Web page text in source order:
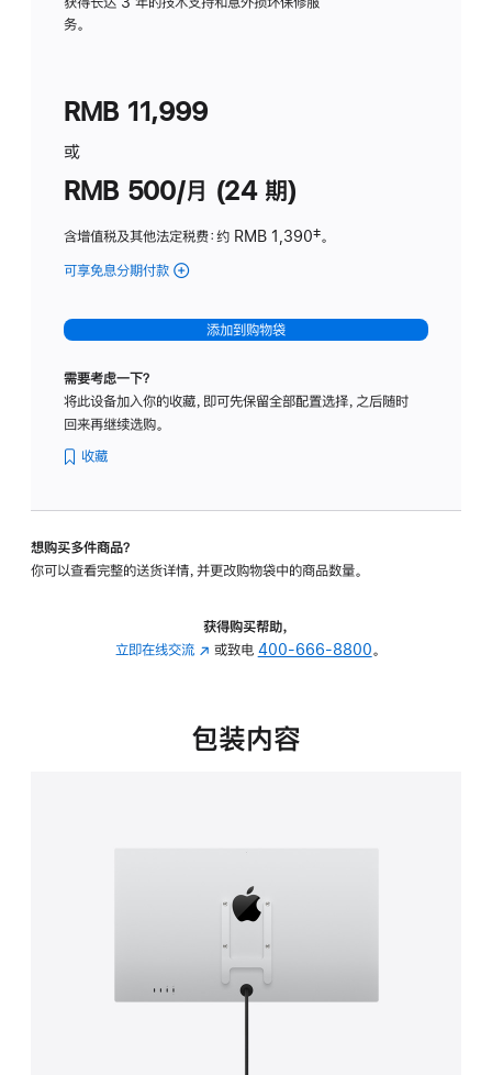
务。
RMB 11,999
或
RMB 500/月 (24 期)
含增值税及其他法定税费：约 RMB 1,390脚
‡。
可享免息分期付款 (Studio
-
标
璃
转
的
添加到购物袋
需要考虑一下？
将此设备加入你的收藏，即可先保留全部配置选择，之后随时
回来再继续选购。
收藏
想购买多件商品？
你可以查看完整的送货详情，并更改购物袋中的商品数量。
获得购买帮助，
立即在线交流 (在
中
或致电 400-666-8800。
包装内容